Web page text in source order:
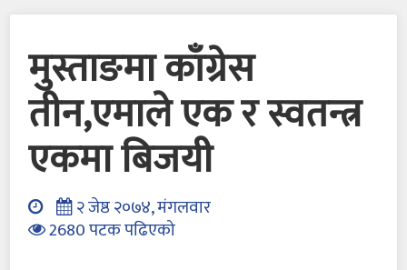
मुस्ताङमा काँग्रेस
तीन,एमाले एक र स्वतन्त्र
एकमा बिजयी
२ जेष्ठ २०७४, मंगलवार
2680 पटक पढिएको